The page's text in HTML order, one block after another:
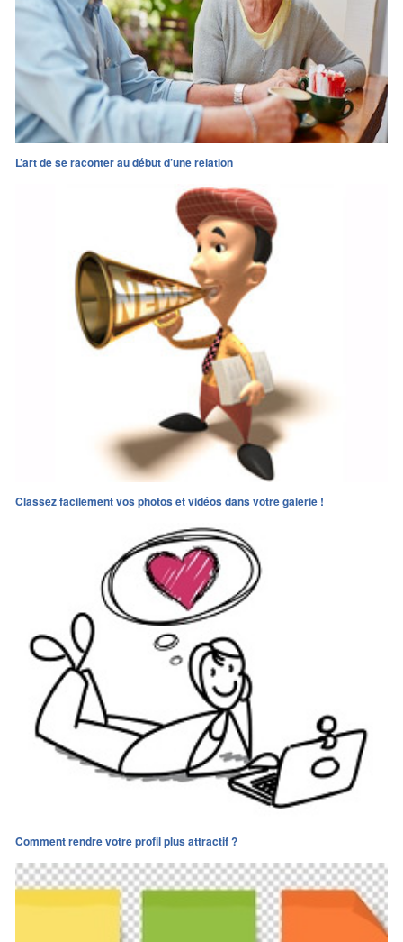
L’art de se raconter au début d’une relation
Classez facilement vos photos et vidéos dans votre galerie !
Comment rendre votre profil plus attractif ?